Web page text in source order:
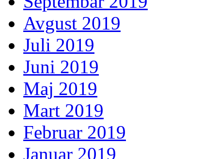
Avgust 2019
Juli 2019
Juni 2019
Maj 2019
Mart 2019
Februar 2019
Januar 2019